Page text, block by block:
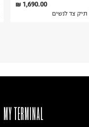
1,690.00 ₪
MY TERMINAL